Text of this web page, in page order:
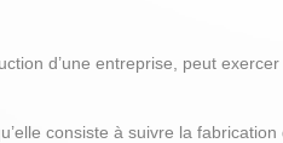
d’une entreprise, peut
consiste à suivre la